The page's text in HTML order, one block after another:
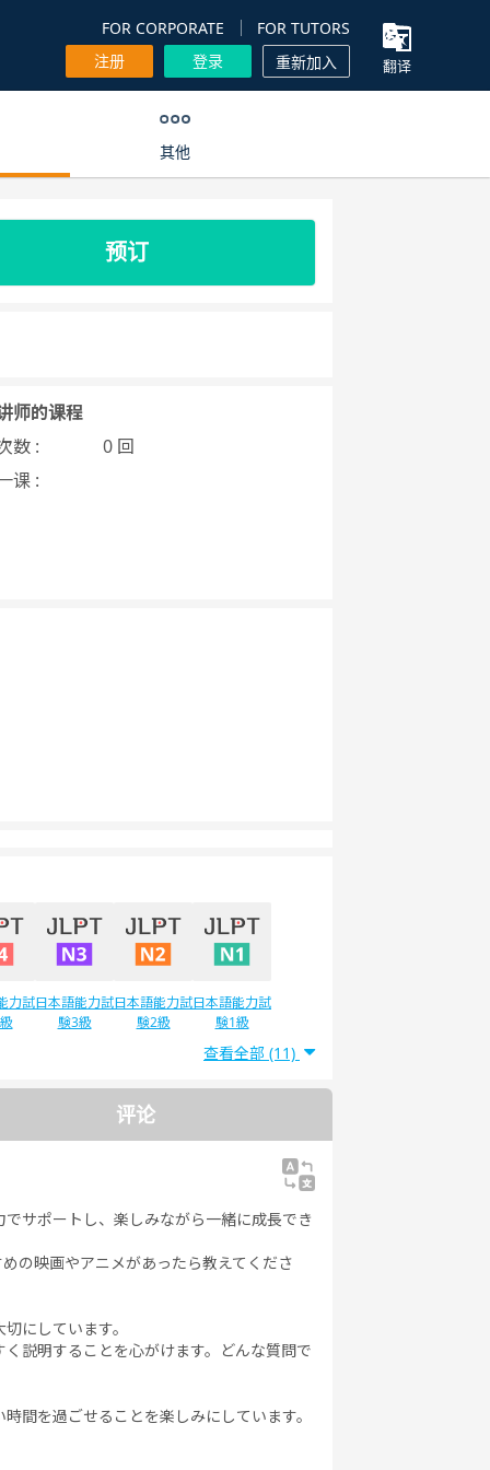
FOR CORPORATE
FOR TUTORS
注册
登录 重新加入 翻译
其他
预订
师的课程
数 :
0 回
课 :
力試日本語能力試
験3級
日本語能力試
験2級
日本語能力試
験1級
查看全部 (11)
评论
サポートし、楽しみながら一緒に成長でき
の映画やアニメがあったら教えてくださ
にしています。
説明することを心がけます。どんな質問で
間を過ごせることを楽しみにしています。